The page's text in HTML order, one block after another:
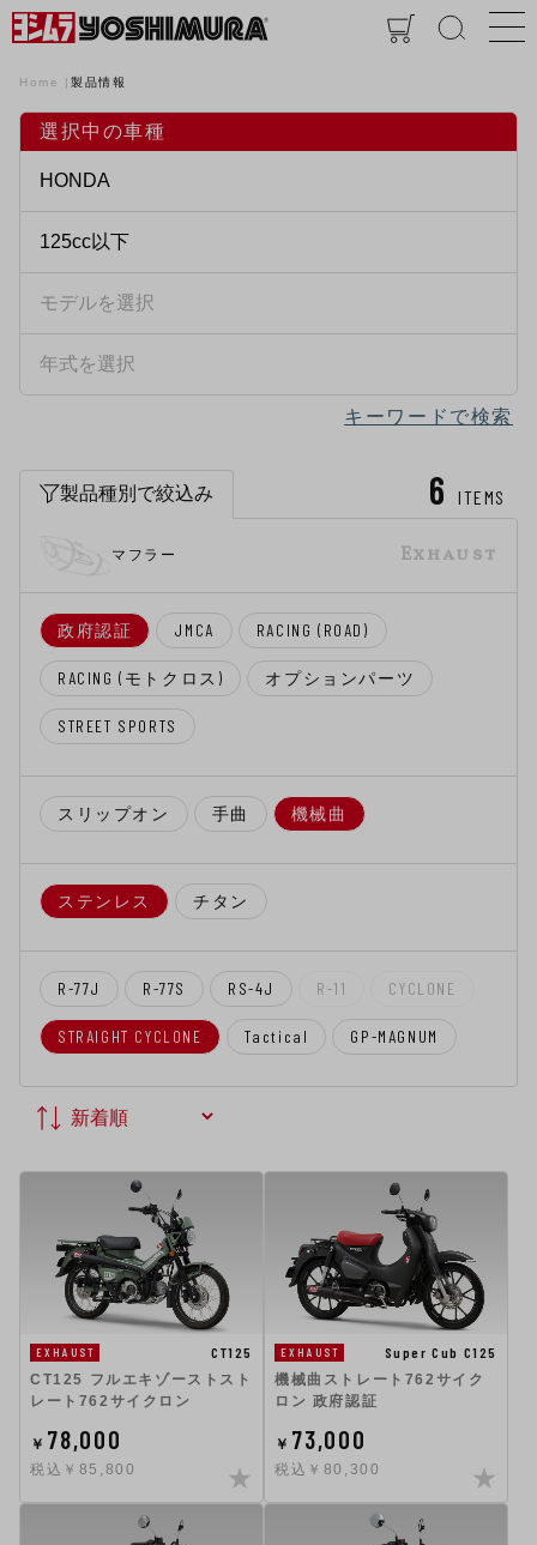
Home 製品情報
選択中の車種
キーワードで検索
6 ITEMS
製品種別で絞込み
Exhaust
マフラー
政府認証 JMCA RACING (ROAD)
RACING (モトクロス) オプションパーツ
STREET SPORTS
スリップオン 手曲 機械曲
ステンレス チタン
R-77J R-77S RS-4J R-11 CYCLONE
STRAIGHT CYCLONE Tactical GP-MAGNUM
EXHAUST
CT125
CT125 フルエキゾーストスト
レート762サイクロン
￥ 78,000
税込￥85,800
EXHAUST
Super Cub C125
機械曲ストレート762サイク
ロン 政府認証
￥ 73,000
税込￥80,300